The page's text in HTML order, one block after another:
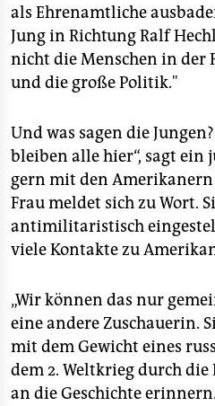
als Ehrenamtliche
Jung in Richtung Ralf
nicht die Menschen in der
und die große Politik."
Und was sagen die
bleiben alle hier“, sagt ein
gern mit den Amerikanern
Frau meldet sich zu Wort.
antimilitaristisch
viele Kontakte zu
„Wir können das nur
eine andere Zuschauerin.
mit dem Gewicht eines
dem 2. Weltkrieg durch die
an die Geschichte